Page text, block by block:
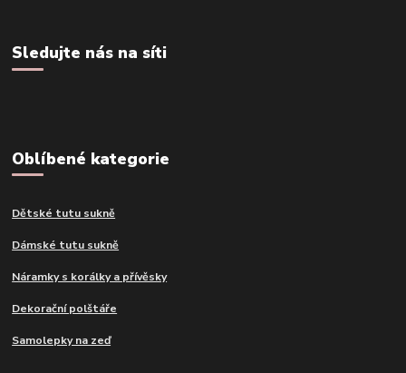
Sledujte nás na síti
Oblíbené kategorie
Dětské tutu sukně
Dámské tutu sukně
Náramky s korálky a přívěsky
Dekorační polštáře
Samolepky na zeď